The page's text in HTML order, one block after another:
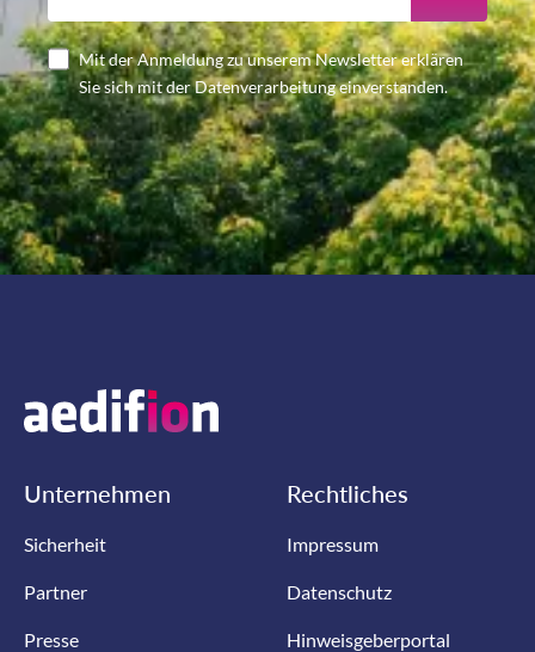
Mit der Anmeldung zu unserem Newsletter erklären
Sie sich mit der Datenverarbeitung einverstanden.
Unternehmen
Sicherheit
Partner
Presse
Rechtliches
Impressum
Datenschutz
Hinweisgeberportal